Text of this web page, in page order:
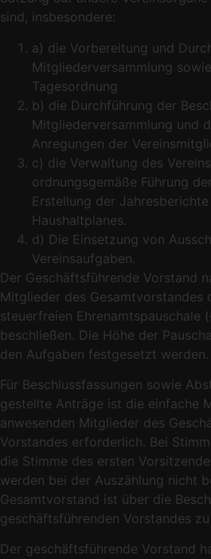
sind, insbesondere:
a) die Vorbereitung und
Mitgliederversammlung
Tagesordnung
b) die Durchführung der
Mitgliederversammlung und
Anregungen der
c) die Verwaltung des
ordnungsgemäße Führung
Erstellung der
Haushaltplanes.
d) Die Einsetzung von
Vereinsaufgaben.
Der Geschäftsführende Vorstand
Mitglieder des Gesamtvorstandes
steuerfreien Ehrenamtspauschale
beschließen. Die Höhe der
den Aufgaben festgesetzt werden.
Für Beschlussfassungen sowie
gestellte Anträge ist die einfache
anwesenden Mitglieder des
Vorstandes erforderlich. Bei
die Stimme des ersten
werden bei der Auszählung nicht
Gesamtvorstand ist über die
geschäftsführenden Vorstandes
Der geschäftsführende Vorstand